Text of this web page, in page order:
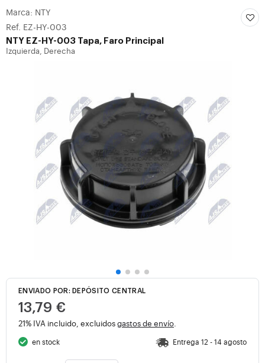
Marca: NTY
Ref. EZ-HY-003
NTY EZ-HY-003 Tapa, Faro Principal
Izquierda, Derecha
ENVIADO POR: DEPÓSITO CENTRAL
13,79 €
21% IVA incluido, excluidosgastos de envío
en stock Entrega 12 - 14 agosto